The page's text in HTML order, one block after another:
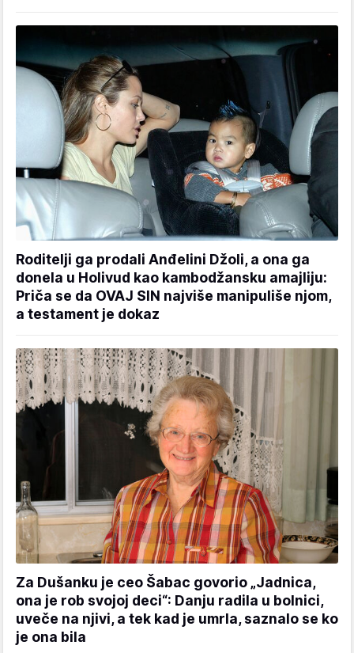
Roditelji ga prodali Anđelini Džoli, a ona ga
donela u Holivud kao kambodžansku amajliju:
Priča se da OVAJ SIN najviše manipuliše njom,
a testament je dokaz
Za Dušanku je ceo Šabac govorio „Jadnica,
ona je rob svojoj deci“: Danju radila u bolnici,
uveče na njivi, a tek kad je umrla, saznalo se ko
je ona bila